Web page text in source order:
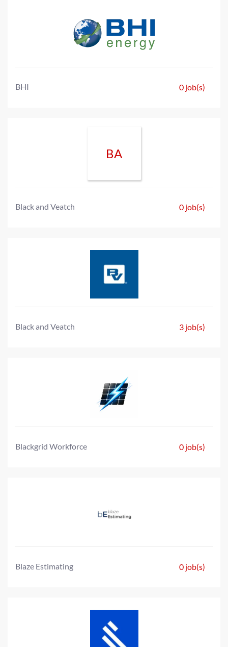
BHI 0 job(s)
BA
Black and Veatch 0 job(s)
Black and Veatch 3 job(s)
Blackgrid Workforce 0 job(s)
Blaze Estimating 0 job(s)